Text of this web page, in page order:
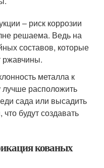
‒ риск коррозии
решаема. Ведь на
составов, которые
ржавчины.
металла к
лучше расположить
сада или высадить
будут создавать
кованых